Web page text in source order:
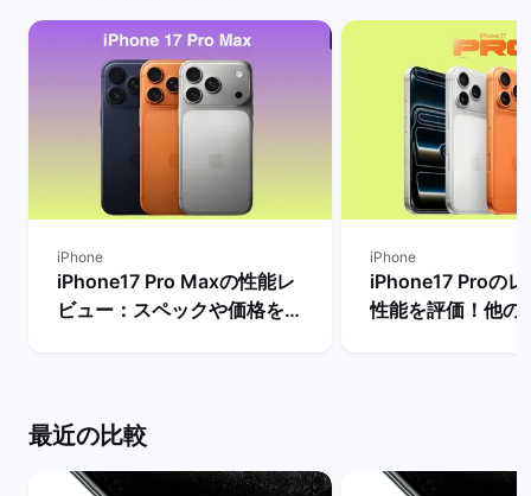
iPhone
iPhone17 Pro Maxの性能レ
ビュー：スペックや価格を
iPhone
iPhone17 Proのレ
性能を評価！他の
最近の比較